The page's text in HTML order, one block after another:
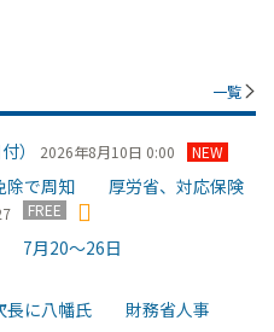
一覧
） 2026年8月10日 0:00 NEW
除で周知 厚労省、対応保険
FREE
7月20～26日
長に八幡氏 財務省人事